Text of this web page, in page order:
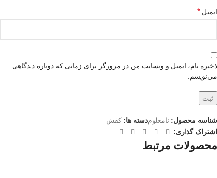
ایمیل *
ذخیره نام، ایمیل و وبسایت من در مرورگر برای زمانی که دوباره دیدگاهی
می‌نویسم.
شناسه محصول: نامعلومدسته ها: کفش
اشتراک گذاری:
محصولات مرتبط